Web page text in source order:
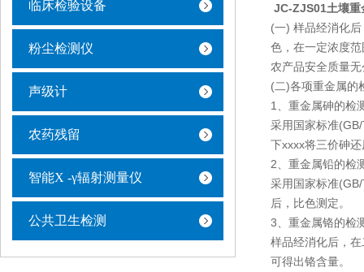
临床检验设备
粉尘检测仪
声级计
农药残留
智能X -γ辐射测量仪
公共卫生检测
JC-ZJS01土壤重
(一) 样品经消化
色，在一定浓度
农产品安全质量
(二)各项重金属的
1、重金属砷的检
采用国家标准
下xxxx将三价砷
2、重金属铅的检
采用国家标准
后，比色测定。
3、重金属铬的检
样品经消化后，
可得出铬含量。